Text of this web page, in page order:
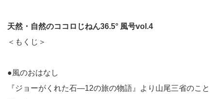
天然・自然のココロじねん36.5° 風号vol.4
＜もくじ＞
●風のおはなし
『ジョーがくれた石—12の旅の物語』より山尾三省のこと